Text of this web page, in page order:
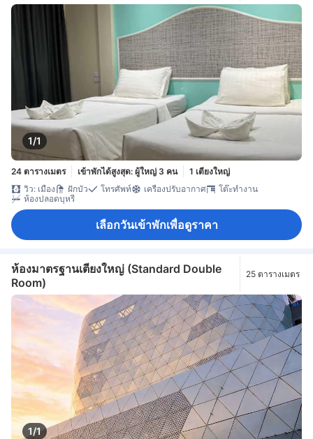
1/1
24 ตารางเมตร เข้าพักได้สูงสุด: ผู้ใหญ่ 3 คน
1 เตียงใหญ่
วิว: เมือง
ฝักบัว โทรศัพท์ เครื่องปรับอากาศ
โต๊ะทำงาน
ห้องปลอดบุหรี่
เลือกวันเข้าพักเพื่อดูราคา
ห้องมาตรฐานเตียงใหญ่ (Standard Double
Room)
25 ตารางเมตร
1/1